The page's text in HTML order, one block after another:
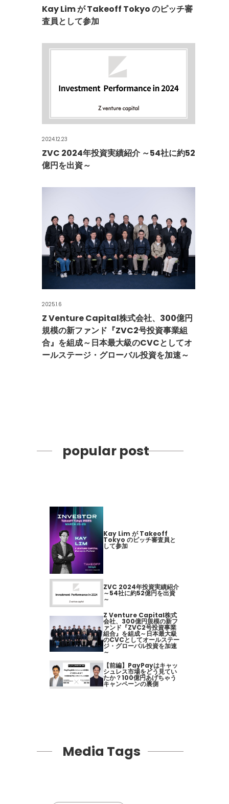
Kay Lim が Takeoff Tokyo のピッチ審
査員として参加
2024.12.23
ZVC 2024年投資実績紹介 ～54社に約52
億円を出資～
2025.1.6
Z Venture Capital株式会社、300億円
規模の新ファンド『ZVC2号投資事業組
合』を組成～日本最大級のCVCとしてオ
ールステージ・グローバル投資を加速～
popular post
Kay Lim が Takeoff
Tokyo のピッチ審査員と
して参加
ZVC 2024年投資実績紹介
～54社に約52億円を出資
～
Z Venture Capital株式
会社、300億円規模の新フ
ァンド『ZVC2号投資事業
組合』を組成～日本最大級
のCVCとしてオールステー
ジ・グローバル投資を加速
～
【前編】PayPayはキャッ
シュレス市場をどう見てい
たか？100億円あげちゃう
キャンペーンの裏側
Media Tags